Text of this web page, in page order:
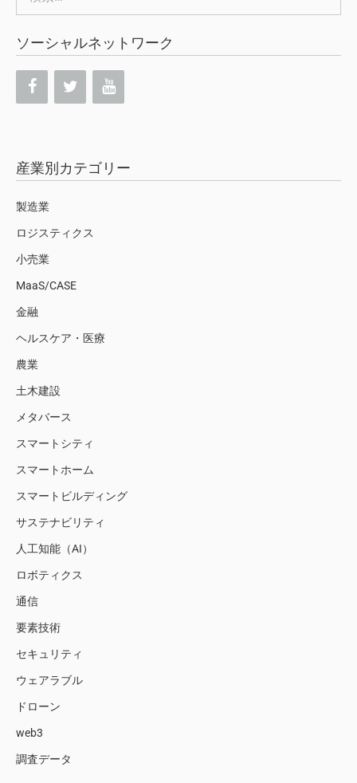
索:
ソーシャルネットワーク
産業別カテゴリー
製造業
ロジスティクス
小売業
MaaS/CASE
金融
ヘルスケア・医療
農業
土木建設
メタバース
スマートシティ
スマートホーム
スマートビルディング
サステナビリティ
人工知能（AI）
ロボティクス
通信
要素技術
セキュリティ
ウェアラブル
ドローン
web3
調査データ